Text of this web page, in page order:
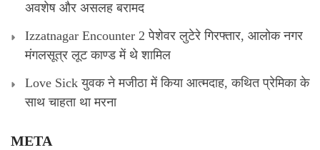
अवशेष और असलह बरामद
Izzatnagar Encounter 2 पेशेवर लुटेरे गिरफ्तार, आलोक नगर
मंगलसूत्र लूट काण्‍ड में थे शामिल
Love Sick युवक ने मजीठा में किया आत्मदाह, कथित प्रेमिका के
साथ चाहता था मरना
META